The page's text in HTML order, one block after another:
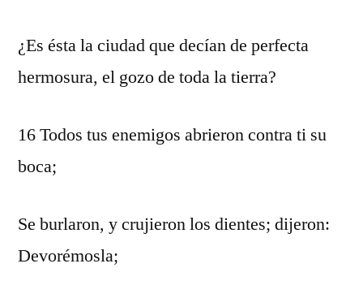
¿Es ésta la ciudad que decían de perfecta
hermosura, el gozo de toda la tierra?
16 Todos tus enemigos abrieron contra ti su
boca;
Se burlaron, y crujieron los dientes; dijeron:
Devorémosla;